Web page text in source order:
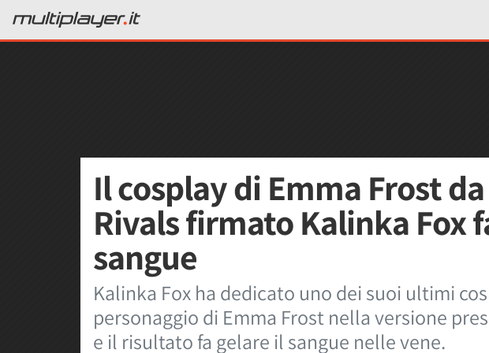
Il cosplay di Emma Frost
Rivals firmato Kalinka Fox
sangue
Kalinka Fox ha dedicato uno dei suoi ultimi
personaggio di Emma Frost nella versione
e il risultato fa gelare il sangue nelle vene.